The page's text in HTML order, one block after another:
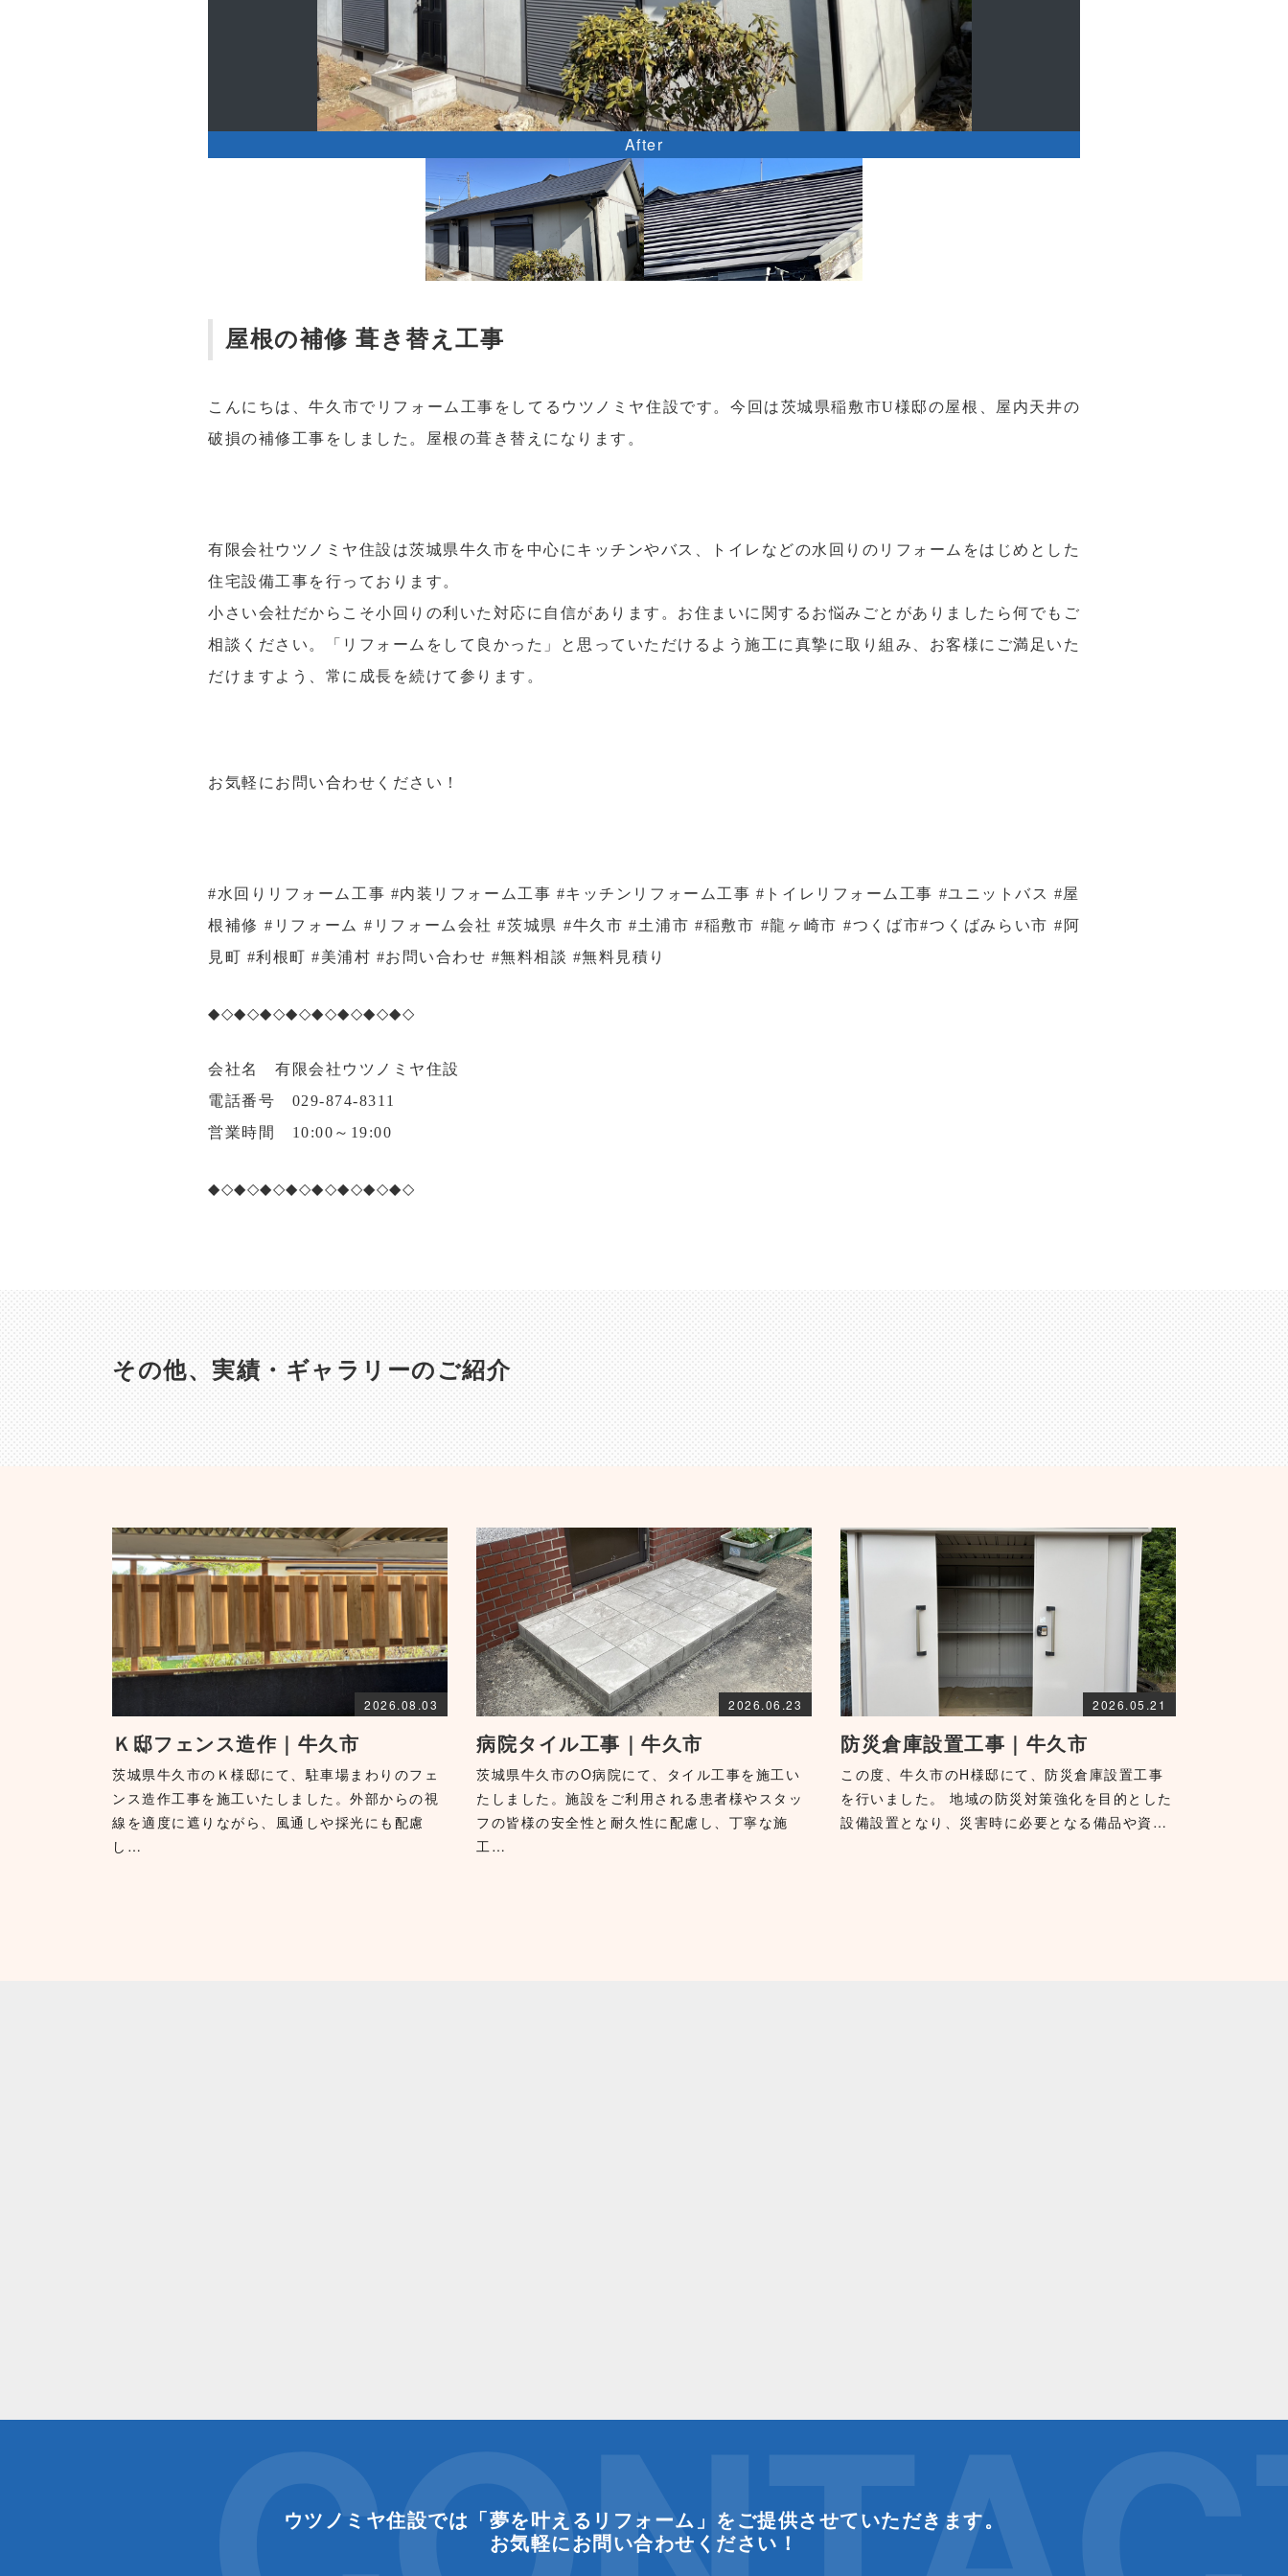
After
屋根の補修 葺き替え工事
こんにちは、牛久市でリフォーム工事をしてるウツノミヤ住設です。今回は茨城県稲敷市U様邸の屋根、屋内天井の
破損の補修工事をしました。屋根の葺き替えになります。
有限会社ウツノミヤ住設は茨城県牛久市を中心にキッチンやバス、トイレなどの水回りのリフォームをはじめとした
住宅設備工事を行っております。
小さい会社だからこそ小回りの利いた対応に自信があります。お住まいに関するお悩みごとがありましたら何でもご
相談ください。「リフォームをして良かった」と思っていただけるよう施工に真摯に取り組み、お客様にご満足いた
だけますよう、常に成長を続けて参ります。
お気軽にお問い合わせください！
#水回りリフォーム工事 #内装リフォーム工事 #キッチンリフォーム工事 #トイレリフォーム工事 #ユニットバス #屋
根補修 #リフォーム #リフォーム会社 #茨城県 #牛久市 #土浦市 #稲敷市 #龍ヶ崎市 #つくば市#つくばみらい市 #阿
見町 #利根町 #美浦村 #お問い合わせ #無料相談 #無料見積り
◆◇◆◇◆◇◆◇◆◇◆◇◆◇◆◇
会社名
有限会社ウツノミヤ住設
電話番号 029-874-8311
営業時間
10:00～19:00
◆◇◆◇◆◇◆◇◆◇◆◇◆◇◆◇
その他、実績・ギャラリーのご紹介
2026.08.03
Ｋ邸フェンス造作｜牛久市
茨城県牛久市のＫ様邸にて、駐車場まわりのフェ
ンス造作工事を施工いたしました。外部からの視
線を適度に遮りながら、風通しや採光にも配慮
し…
2026.06.23
病院タイル工事｜牛久市
茨城県牛久市のO病院にて、タイル工事を施工い
たしました。施設をご利用される患者様やスタッ
フの皆様の安全性と耐久性に配慮し、丁寧な施
工…
2026.05.21
防災倉庫設置工事｜牛久市
この度、牛久市のH様邸にて、防災倉庫設置工事
を行いました。 地域の防災対策強化を目的とした
設備設置となり、災害時に必要となる備品や資…
ウツノミヤ住設では「夢を叶えるリフォーム」をご提供させていただきます。
お気軽にお問い合わせください！